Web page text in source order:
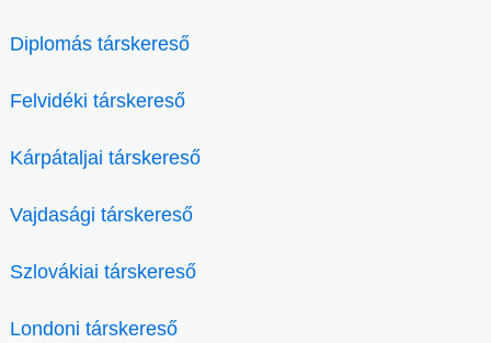
Diplomás társkereső
Felvidéki társkereső
Kárpátaljai társkereső
Vajdasági társkereső
Szlovákiai társkereső
Londoni társkereső